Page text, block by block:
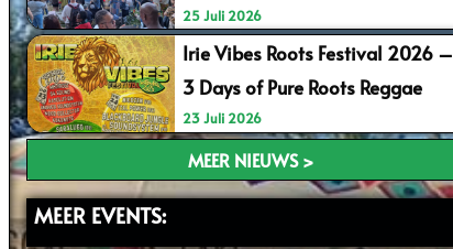
25 Juli 2026
Irie Vibes Roots Festival 2026 –
3 Days of Pure Roots Reggae
23 Juli 2026
MEER NIEUWS >
MEER EVENTS: